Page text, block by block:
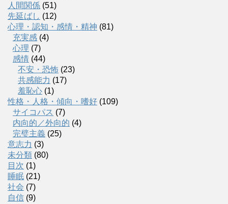
人間関係 (51)
先延ばし (12)
心理・認知・感情・精神 (81)
充実感 (4)
心理 (7)
感情 (44)
不安・恐怖 (23)
共感能力 (17)
羞恥心 (1)
性格・人格・傾向・嗜好 (109)
サイコパス (7)
内向的／外向的 (4)
完璧主義 (25)
意志力 (3)
未分類 (80)
目次 (1)
睡眠 (21)
社会 (7)
自信 (9)